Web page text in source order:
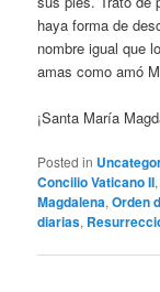
haya forma de
nombre igual que
amas como amó
¡Santa María
Posted in
Concilio Vaticano II
Magdalena,Orden
diarias,